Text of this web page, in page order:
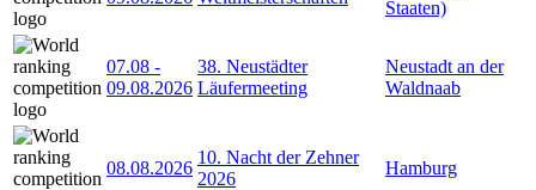
Staaten)
07.08 -
09.08.2026
38. Neustädter
Läufermeeting
Neustadt an der
Waldnaab
08.08.2026
10. Nacht der Zehner
2026
Hamburg